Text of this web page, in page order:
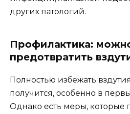
других патологий.
Профилактика:
предотвратить
Полностью избежать
получится, особенно в
Однако есть меры, которые